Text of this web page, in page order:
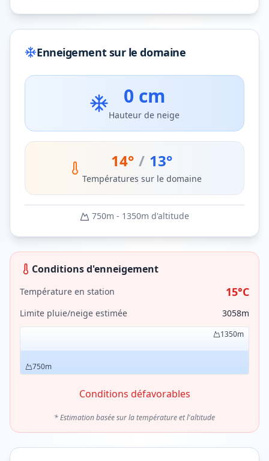
Enneigement sur le domaine
0 cm
Hauteur de neige
14° / 13°
Températures sur le domaine
750m - 1350m d'altitude
Conditions d'enneigement
Température en station 15°C
Limite pluie/neige estimée 3058m
750m
1350m
Conditions défavorables
* Estimation basée sur la température et l'altitude